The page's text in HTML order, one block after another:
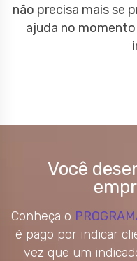
não precisa mais se
ajuda no
Você
Conheça o
é pago por indicar
vez que um